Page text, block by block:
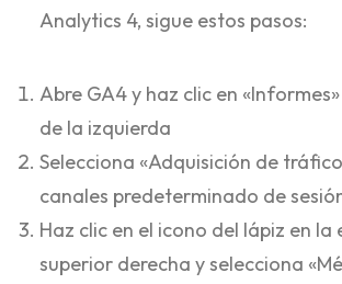
Analytics 4, sigue estos pasos:
Abre GA4 y haz clic en
de la izquierda
Selecciona «Adquisición de
canales predeterminado de
Haz clic en el icono del lápiz en la
superior derecha y selecciona